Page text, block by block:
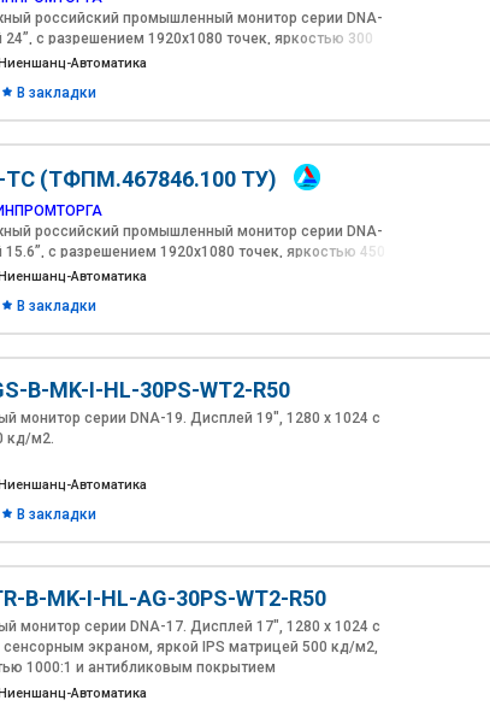
российский промышленный монитор серии DNA-
24”, с разрешением 1920х1080 точек, яркостью 300
5000:1. Защитное стекло с антибликовым
Автоматика
В закладки
TC (ТФПМ.467846.100 ТУ)
российский промышленный монитор серии DNA-
15.6”, с разрешением 1920х1080 точек, яркостью 450
емкостной сенсорный экран
Автоматика
В закладки
B-MK-I-HL-30PS-WT2-R50
монитор серии DNA-19. Дисплей 19", 1280 х 1024 с
кд/м2.
Автоматика
В закладки
B-MK-I-HL-AG-30PS-WT2-R50
монитор серии DNA-17. Дисплей 17", 1280 х 1024 с
экраном, яркой IPS матрицей 500 кд/м2,
1000:1 и антибликовым покрытием
Автоматика